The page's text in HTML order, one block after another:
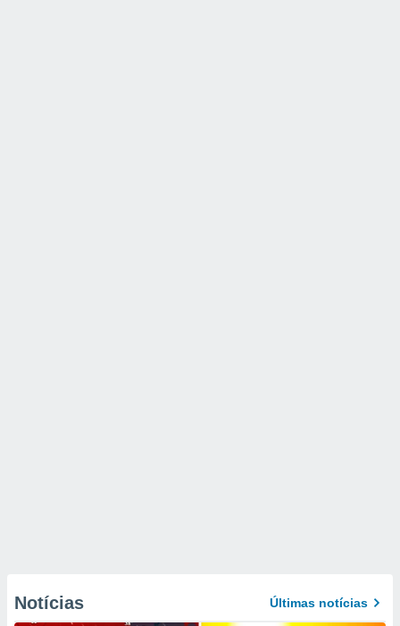
Notícias Últimas notícias